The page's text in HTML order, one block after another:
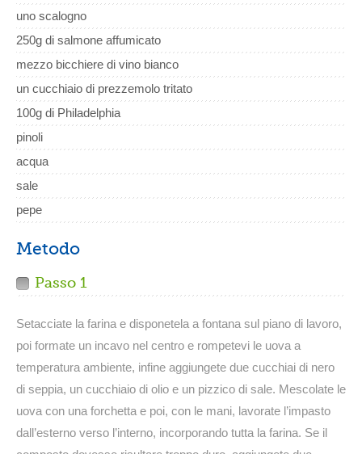
uno scalogno
250g di salmone affumicato
mezzo bicchiere di vino bianco
un cucchiaio di prezzemolo tritato
100g di Philadelphia
pinoli
acqua
sale
pepe
Metodo
Passo 1
Setacciate la farina e disponetela a fontana sul piano di lavoro,
poi formate un incavo nel centro e rompetevi le uova a
temperatura ambiente, infine aggiungete due cucchiai di nero
di seppia, un cucchiaio di olio e un pizzico di sale. Mescolate le
uova con una forchetta e poi, con le mani, lavorate l’impasto
dall’esterno verso l’interno, incorporando tutta la farina. Se il